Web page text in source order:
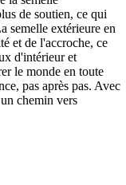
de soutien, ce qui
semelle extérieure en
et de l'accroche, ce
d'intérieur et
le monde en toute
pas après pas. Avec
chemin vers